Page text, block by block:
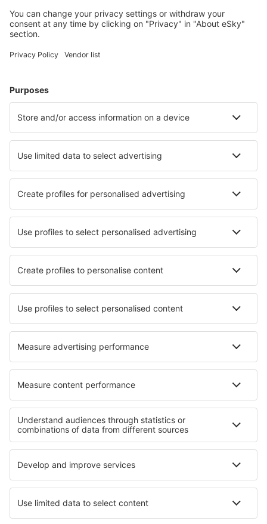
Alege din peste 1,3 mil. de opţiuni: hoteluri, cabane,
apartamente și altele.
Hoteluri în Letonia - Orașe populare
Hoteluri în Liepaja Hoteluri în Riga
Hoteluri în Daugavpils Hoteluri în Ventspils
Hoteluri în Jurmala Hoteluri în Rudbārži
Hoteluri în Olaine Hoteluri Ceraukste
Cele mai bune hoteluri - orașe
Hoteluri în Condeau Hoteluri în Lazdijai
Hoteluri în Bopfingen Hoteluri în Ile-aux-Moines
Hoteluri în Roda De Ter
Cele mai bune hoteluri - regiuni
Hoteluri in Gauja National Park
Hoteluri in Kemeri National Park
Hoteluri in Apulia Hoteluri în Parcul Național Munții Măcinului